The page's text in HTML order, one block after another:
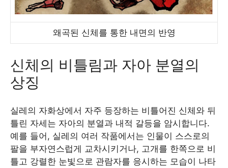
왜곡된 신체를 통한 내면의 반영
신체의 비틀림과 자아 분열의
상징
실레의 자화상에서 자주 등장하는 비틀어진 신체와 뒤
틀린 자세는 자아의 분열과 내적 갈등을 암시합니다.
예를 들어, 실레의 여러 작품에서는 인물이 스스로의
팔을 부자연스럽게 교차시키거나, 고개를 한쪽으로 비
틀고 강렬한 눈빛으로 관람자를 응시하는 모습이 나타